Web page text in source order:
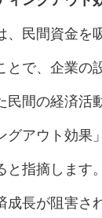
、民間資金を
とで、企業の
民間の経済活
グアウト効果
と指摘します
成長が阻害さ